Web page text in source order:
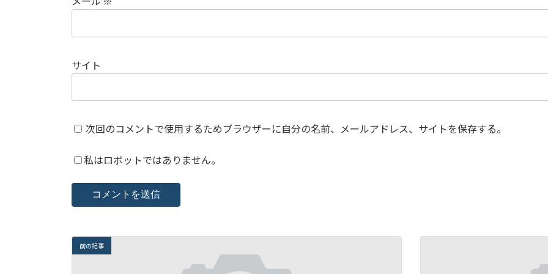
サイト
次回のコメントで使用するためブラウザーに自分の名前、メールアドレス、サイトを保存する。
私はロボットではありません。
前の記事